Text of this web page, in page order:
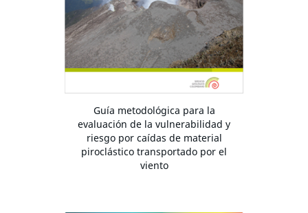
Guía metodológica para la
evaluación de la vulnerabilidad y
riesgo por caídas de material
piroclástico transportado por el
viento